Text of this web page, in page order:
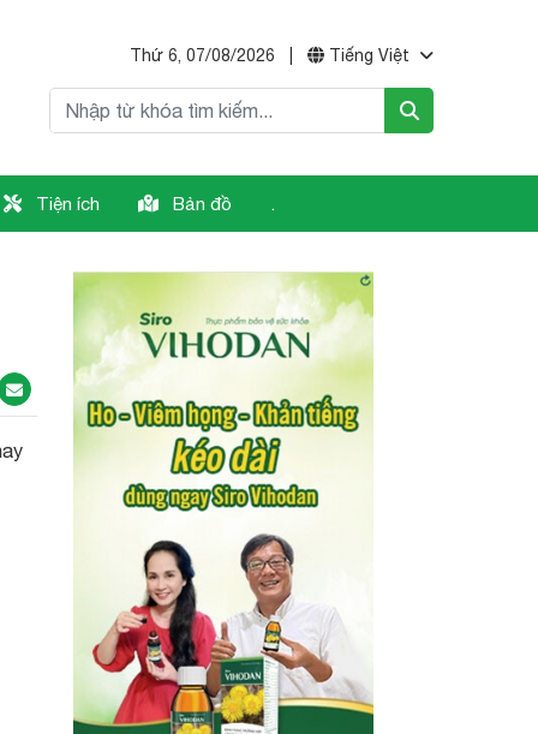
Thứ 6, 07/08/2026 Tiếng Việt
Tiện ích Bản đồ .